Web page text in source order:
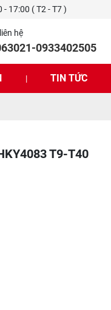
17:00 ( T2 - T7 )
hệ
-0933402505
| TIN TỨC
T9-T40